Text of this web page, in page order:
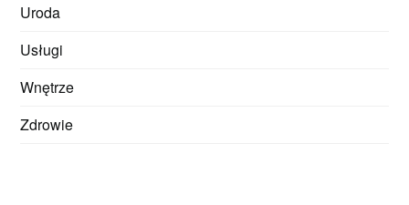
Uroda
Usługi
Wnętrze
Zdrowie